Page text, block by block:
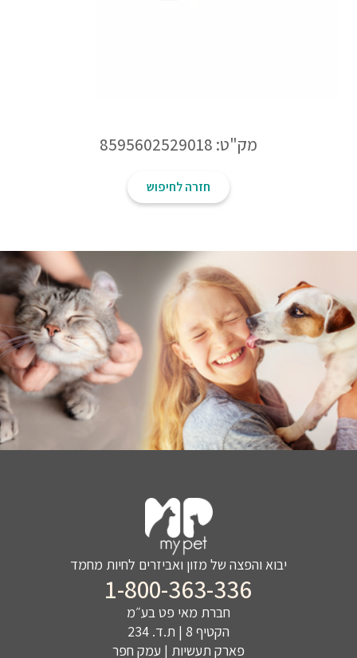
מק"ט: 8595602529018
חזרה לחיפוש
יבוא והפצה של מזון ואביזרים לחיות מחמד
1-800-363-336
חברת מאי פט בע״מ
הקטיף 8 | ת.ד. 234
פארק תעשיות | עמק חפר